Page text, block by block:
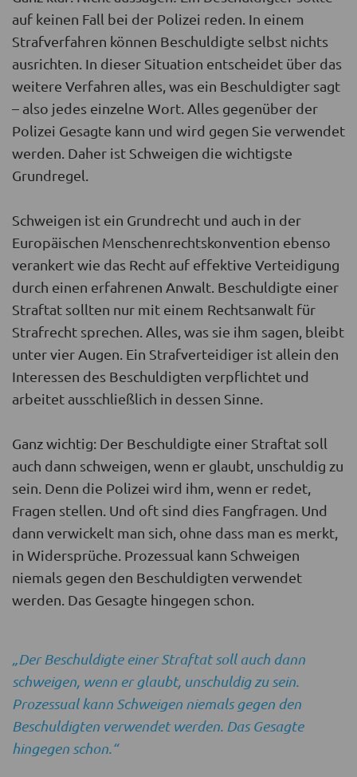
auf keinen Fall bei der Polizei reden. In einem
Strafverfahren können Beschuldigte selbst nichts
ausrichten. In dieser Situation entscheidet über das
weitere Verfahren alles, was ein Beschuldigter sagt
– also jedes einzelne Wort. Alles gegenüber der
Polizei Gesagte kann und wird gegen Sie verwendet
werden. Daher ist Schweigen die wichtigste
Grundregel.
Schweigen ist ein Grundrecht und auch in der
Europäischen Menschenrechtskonvention ebenso
verankert wie das Recht auf effektive Verteidigung
durch einen erfahrenen Anwalt. Beschuldigte einer
Straftat sollten nur mit einem Rechtsanwalt für
Strafrecht sprechen. Alles, was sie ihm sagen, bleibt
unter vier Augen. Ein Strafverteidiger ist allein den
Interessen des Beschuldigten verpflichtet und
arbeitet ausschließlich in dessen Sinne.
Ganz wichtig: Der Beschuldigte einer Straftat soll
auch dann schweigen, wenn er glaubt, unschuldig zu
sein. Denn die Polizei wird ihm, wenn er redet,
Fragen stellen. Und oft sind dies Fangfragen. Und
dann verwickelt man sich, ohne dass man es merkt,
in Widersprüche. Prozessual kann Schweigen
niemals gegen den Beschuldigten verwendet
werden. Das Gesagte hingegen schon.
„Der Beschuldigte einer Straftat soll auch dann
schweigen, wenn er glaubt, unschuldig zu sein.
Prozessual kann Schweigen niemals gegen den
Beschuldigten verwendet werden. Das Gesagte
hingegen schon.“